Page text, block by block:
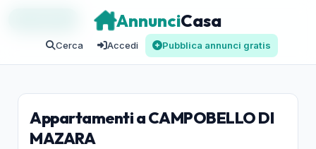
AnnunciCasa
Cerca Accedi Pubblica annunci gratis
Appartamenti a CAMPOBELLO DI
MAZARA